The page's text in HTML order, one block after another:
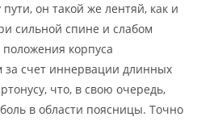
он та­кой же лентяй, как и
сильной спине и слабом
корпуса
за счет ин­нер­ва­ции длин­ных
что, в свою очередь,
в области поясницы. Точно